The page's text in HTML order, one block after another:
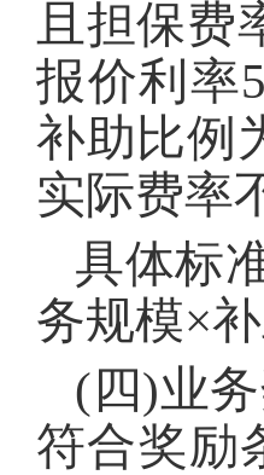
且担保费
报价利率
补助比例
实际费率
具体标
务规模×
(四)业
符合奖励